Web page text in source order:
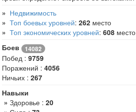
» Недвижимость
» Топ боевых уровней: 262 место
» Топ экономических уровней: 608 место
Боев
14082
Побед : 9759
Поражений : 4056
Ничьих : 267
Навыки
» Здоровье : 20